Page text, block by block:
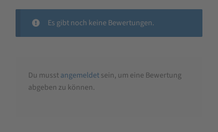
Es gibt noch keine Bewertungen.
Du musstangemeldetsein, um eine Bewertung
abgeben zu können.